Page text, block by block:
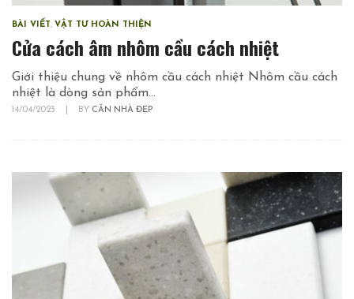
BÀI VIẾT, VẬT TƯ HOÀN THIỆN
Cửa cách âm nhôm cầu cách nhiệt
Giới thiệu chung về nhôm cầu cách nhiệt Nhôm cầu cách
nhiệt là dòng sản phẩm...
14/04/2023 BY CĂN NHÀ ĐẸP